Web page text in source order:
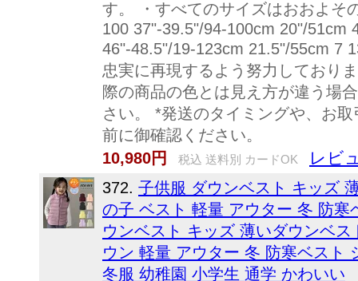
す。 ・すべてのサイズはおおよそ
100 37"-39.5"/94-100cm 20"/51cm
46"-48.5"/19-123cm 21.5"/55cm 7
忠実に再現するよう努力しており
際の商品の色とは見え方が違う場
さい。 *発送のタイミングや、お
前に御確認ください。
10,980円
税込 送料別 カードOK レビ
372. 子供服 ダウンベスト キッズ
の子 ベスト 軽量 アウター 冬 防
ウンベスト キッズ 薄いダウンベ
ウン 軽量 アウター 冬 防寒ベスト
冬服 幼稚園 小学生 通学 かわいい